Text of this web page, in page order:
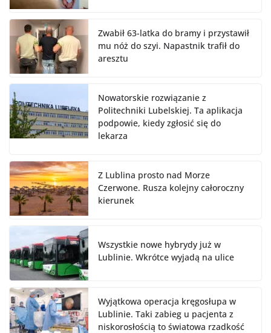
Zwabił 63-latka do bramy i przystawił
mu nóż do szyi. Napastnik trafił do
aresztu
Nowatorskie rozwiązanie z
Politechniki Lubelskiej. Ta aplikacja
podpowie, kiedy zgłosić się do
lekarza
Z Lublina prosto nad Morze
Czerwone. Rusza kolejny całoroczny
kierunek
Wszystkie nowe hybrydy już w
Lublinie. Wkrótce wyjadą na ulice
Wyjątkowa operacja kręgosłupa w
Lublinie. Taki zabieg u pacjenta z
niskorosłością to światowa rzadkość